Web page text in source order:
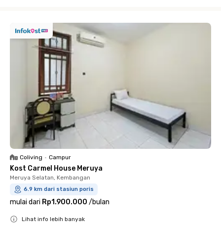
Coliving • Campur
Kost Carmel House Meruya
Meruya Selatan, Kembangan
6.9 km dari stasiun poris
mulai dari Rp1.900.000 /bulan
Lihat info lebih banyak